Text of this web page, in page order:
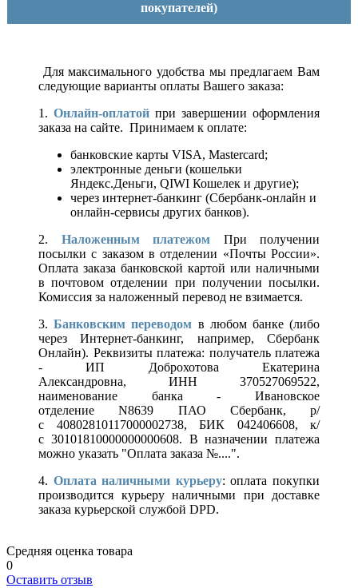
покупателей)
Для максимального удобства мы предлагаем Вам
следующие варианты оплаты Вашего заказа:
1. Онлайн-оплатой при завершении оформления
заказа на сайте. Принимаем к оплате:
банковские карты VISA, Mastercard;
электронные деньги (кошельки
Яндекс.Деньги, QIWI Кошелек и другие);
через интернет-банкинг (Сбербанк-онлайн и
онлайн-сервисы других банков).
2. Наложенным платежом При получении
посылки с заказом в отделении «Почты России».
Оплата заказа банковской картой или наличными
в почтовом отделении при получении посылки.
Комиссия за наложенный перевод не взимается.
3.Банковским переводом в любом банке (либо
через Интернет-банкинг, например, Сбербанк
Онлайн). Реквизиты платежа: получатель платежа
- ИП Доброхотова Екатерина
Александровна, ИНН 370527069522,
наименование банка - Ивановское
отделение N8639 ПАО Сбербанк, р/
с 40802810117000002738, БИК 042406608, к/
с 30101810000000000608. В назначении платежа
можно указать "Оплата заказа №....".
4. Оплата наличными курьеру: оплата покупки
производится курьеру наличными при доставке
заказа курьерской службой DPD.
Средняя оценка товара
0
Оставить отзыв